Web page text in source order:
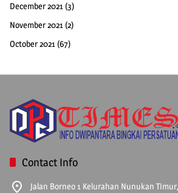
December 2021 (3)
November 2021 (2)
October 2021 (67)
Contact Info
Jalan Borneo 1 Kelurahan Nunukan